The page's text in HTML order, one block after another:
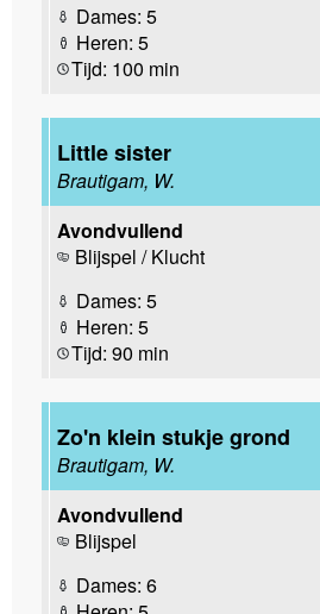
Dames: 5
Heren: 5
Tijd: 100 min
Little sister
Brautigam, W.
Avondvullend
Blijspel / Klucht
Dames: 5
Heren: 5
Tijd: 90 min
Zo'n klein stukje grond
Brautigam, W.
Avondvullend
Blijspel
Dames: 6